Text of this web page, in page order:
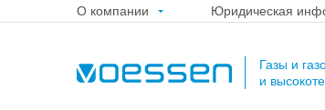
О компании Юридическая
Газы и
и